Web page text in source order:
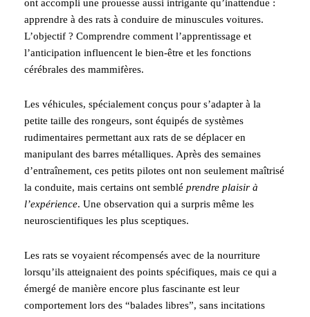
ont accompli une prouesse aussi intrigante qu’inattendue :
apprendre à des rats à conduire de minuscules voitures.
L’objectif ? Comprendre comment l’apprentissage et
l’anticipation influencent le bien-être et les fonctions
cérébrales des mammifères.
Les véhicules, spécialement conçus pour s’adapter à la
petite taille des rongeurs, sont équipés de systèmes
rudimentaires permettant aux rats de se déplacer en
manipulant des barres métalliques. Après des semaines
d’entraînement, ces petits pilotes ont non seulement maîtrisé
la conduite, mais certains ont semblé prendre plaisir à
l’expérience. Une observation qui a surpris même les
neuroscientifiques les plus sceptiques.
Les rats se voyaient récompensés avec de la nourriture
lorsqu’ils atteignaient des points spécifiques, mais ce qui a
émergé de manière encore plus fascinante est leur
comportement lors des “balades libres”, sans incitations